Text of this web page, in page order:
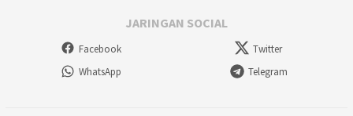
JARINGAN SOCIAL
Facebook
Twitter
WhatsApp
Telegram